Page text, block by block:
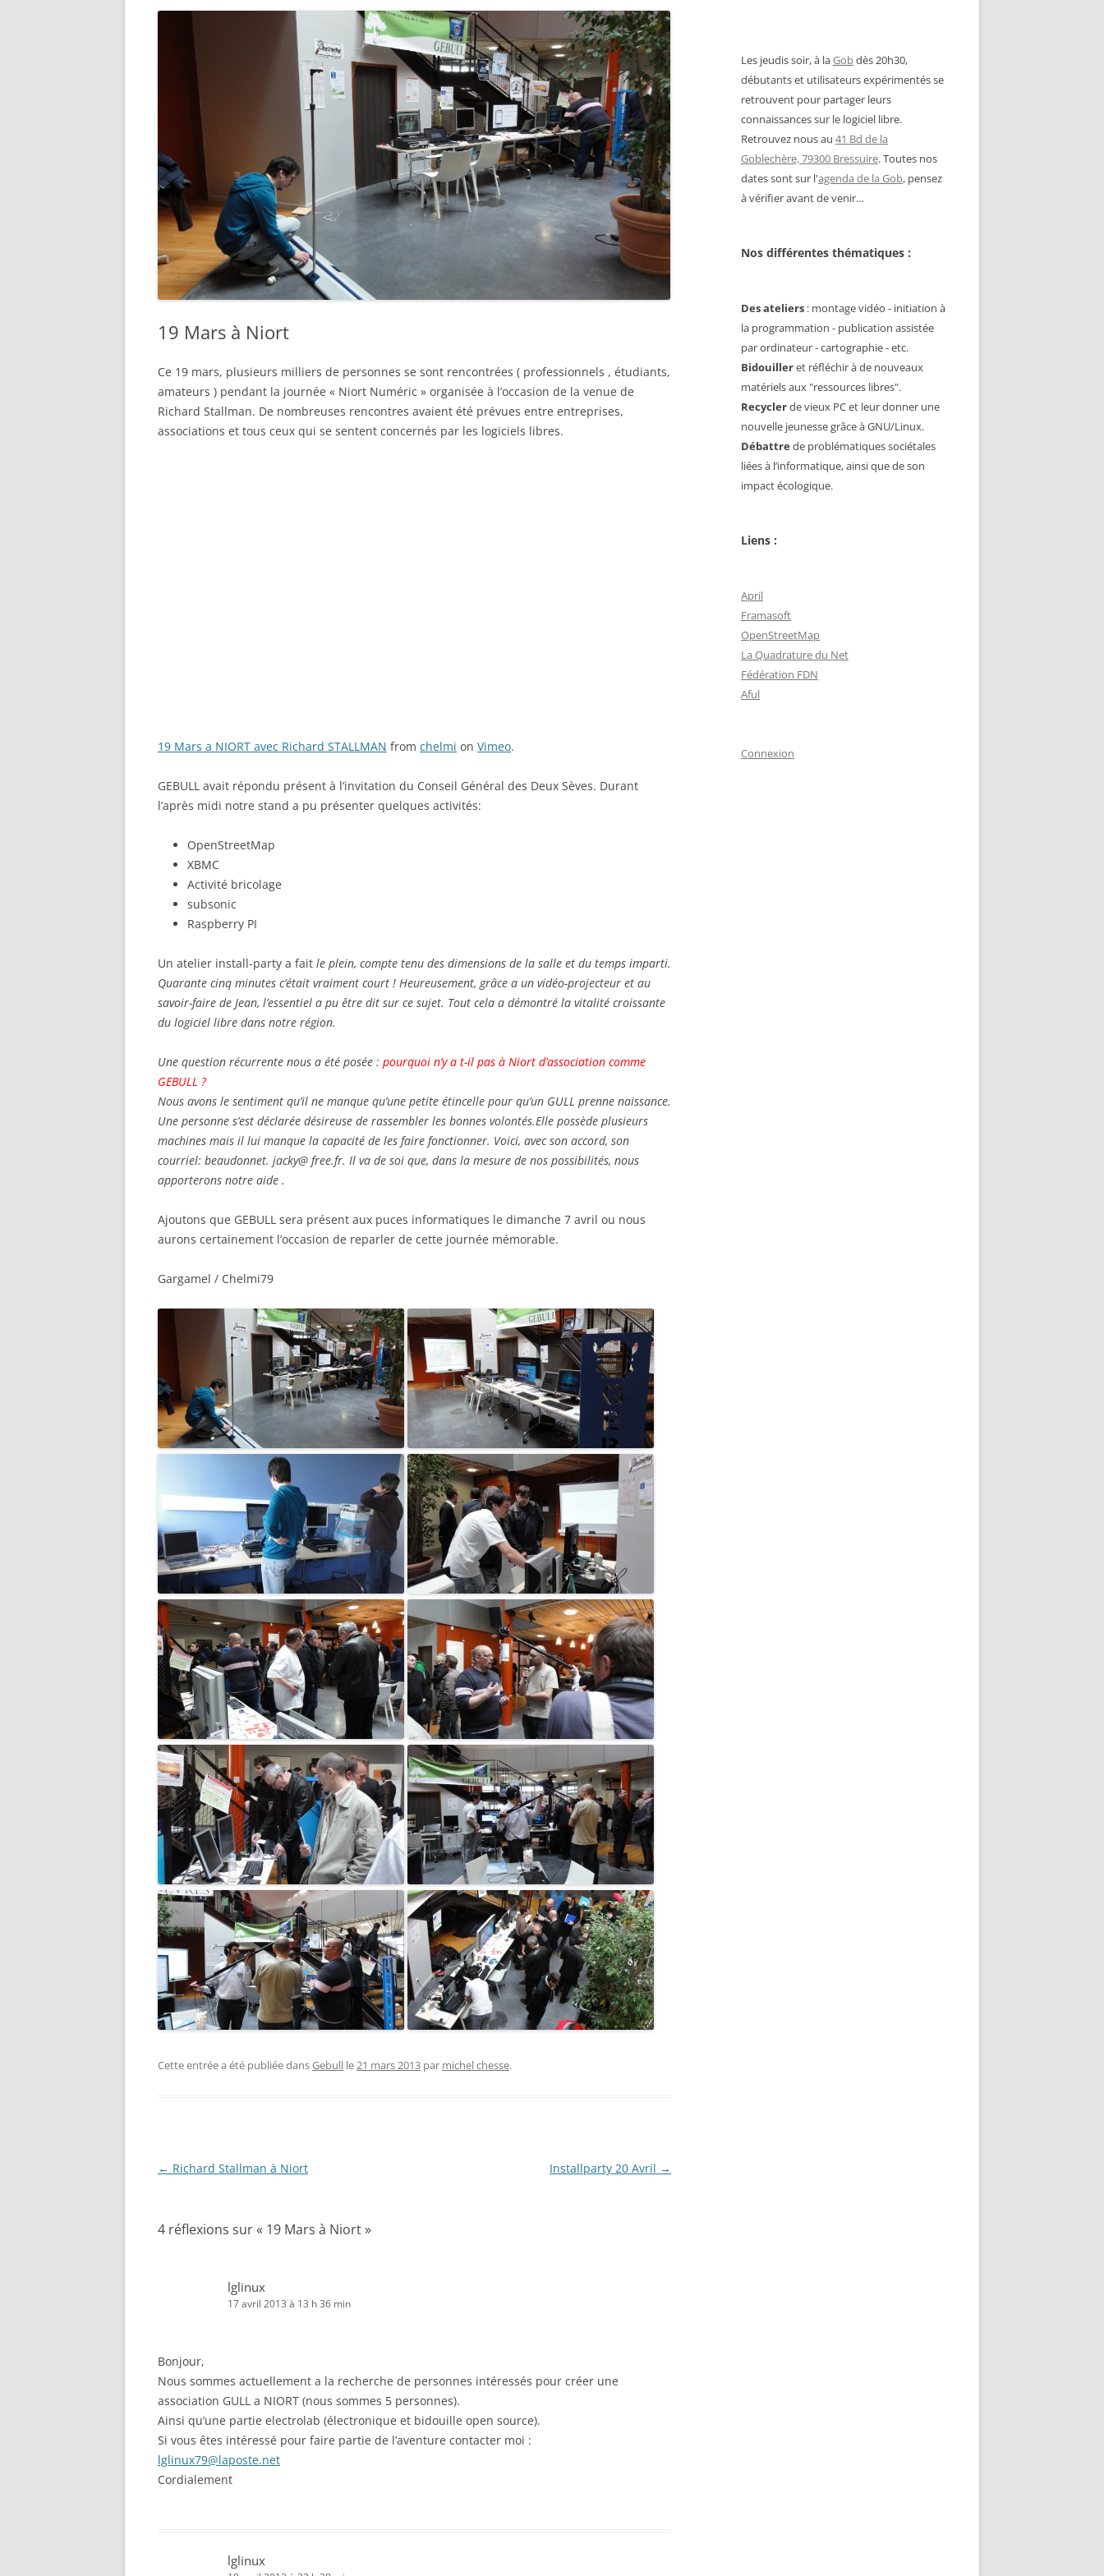
19 Mars à Niort
Ce 19 mars, plusieurs milliers de personnes se sont rencontrées ( professionnels , étudiants,
amateurs ) pendant la journée « Niort Numéric » organisée à l’occasion de la venue de
Richard Stallman. De nombreuses rencontres avaient été prévues entre entreprises,
associations et tous ceux qui se sentent concernés par les logiciels libres.
19 Mars a NIORT avec Richard STALLMAN from chelmi on Vimeo.
GEBULL avait répondu présent à l’invitation du Conseil Général des Deux Sèves. Durant
l’après midi notre stand a pu présenter quelques activités:
OpenStreetMap
XBMC
Activité bricolage
subsonic
Raspberry PI
Un atelier install-party a fait le plein, compte tenu des dimensions de la salle et du temps imparti.
Quarante cinq minutes c’était vraiment court ! Heureusement, grâce a un vidéo-projecteur et au
savoir-faire de Jean, l’essentiel a pu être dit sur ce sujet. Tout cela a démontré la vitalité croissante
du logiciel libre dans notre région.
Une question récurrente nous a été posée : pourquoi n’y a t-il pas à Niort d’association comme
GEBULL ?
Nous avons le sentiment qu’il ne manque qu’une petite étincelle pour qu’un GULL prenne naissance.
Une personne s’est déclarée désireuse de rassembler les bonnes volontés.Elle possède plusieurs
machines mais il lui manque la capacité de les faire fonctionner. Voici, avec son accord, son
courriel: beaudonnet. jacky@ free.fr. Il va de soi que, dans la mesure de nos possibilités, nous
apporterons notre aide .
Ajoutons que GEBULL sera présent aux puces informatiques le dimanche 7 avril ou nous
aurons certainement l’occasion de reparler de cette journée mémorable.
Gargamel / Chelmi79
Cette entrée a été publiée dansGebull le 21 mars 2013 par michel chesse.
Navigation
← Richard Stallman à Niort Installparty 20 Avril →
4 réflexions sur « 19 Mars à Niort»
lglinux
17 avril 2013 à 13 h 36 min
Bonjour,
Nous sommes actuellement a la recherche de personnes intéressés pour créer une
association GULL a NIORT (nous sommes 5 personnes).
Ainsi qu’une partie electrolab (électronique et bidouille open source).
Si vous êtes intéressé pour faire partie de l’aventure contacter moi :
lglinux79@laposte.net
Cordialement
lglinux
Les jeudis soir, à laGobdès 20h30,
débutants et utilisateurs expérimentés se
retrouvent pour partager leurs
connaissances sur le logiciel libre.
Retrouvez nous au 41 Bd de la
Goblechère, 79300 Bressuire. Toutes nos
dates sont sur l'agenda de la Gob, pensez
à vérifier avant de venir…
Nos différentes thématiques :
Des ateliers : montage vidéo - initiation à
la programmation - publication assistée
par ordinateur - cartographie - etc.
Bidouilleret réfléchir à de nouveaux
matériels aux "ressources libres".
Recyclerde vieux PC et leur donner une
nouvelle jeunesse grâce à GNU/Linux.
Débattre de problématiques sociétales
liées à l’informatique, ainsi que de son
impact écologique.
Liens :
April
Framasoft
OpenStreetMap
La Quadrature du Net
Fédération FDN
Aful
Connexion